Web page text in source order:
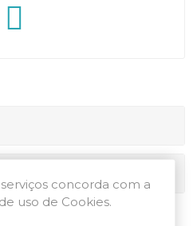
concorda com a
uso de Cookies.